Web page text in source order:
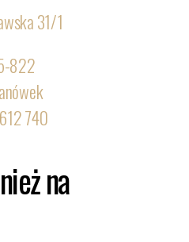
31/1
822
740
na